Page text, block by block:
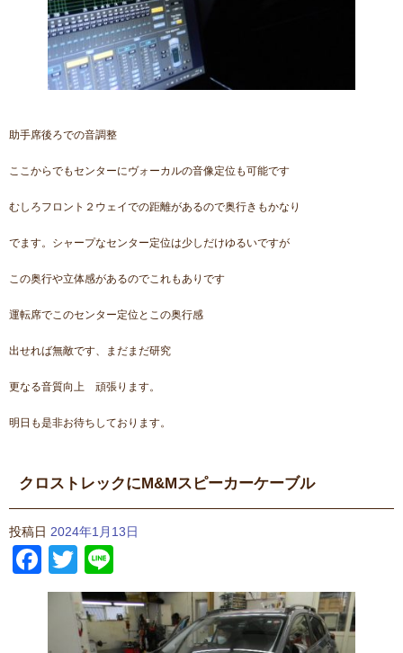
助手席後ろでの音調整
ここからでもセンターにヴォーカルの音像定位も可能です
むしろフロント２ウェイでの距離があるので奥行きもかなり
でます。シャープなセンター定位は少しだけゆるいですが
この奥行や立体感があるのでこれもありです
運転席でこのセンター定位とこの奥行感
出せれば無敵です、まだまだ研究
更なる音質向上 頑張ります。
明日も是非お待ちしております。
クロストレックにM&Mスピーカーケーブル
投稿日 2024年1月13日
Facebook
Twitter